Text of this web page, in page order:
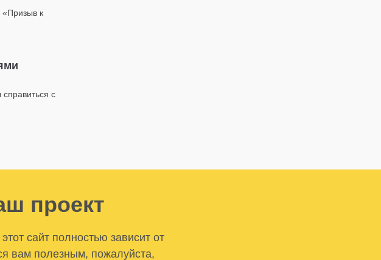
к
с
проект
сайт полностью зависит от
вам полезным, пожалуйста,